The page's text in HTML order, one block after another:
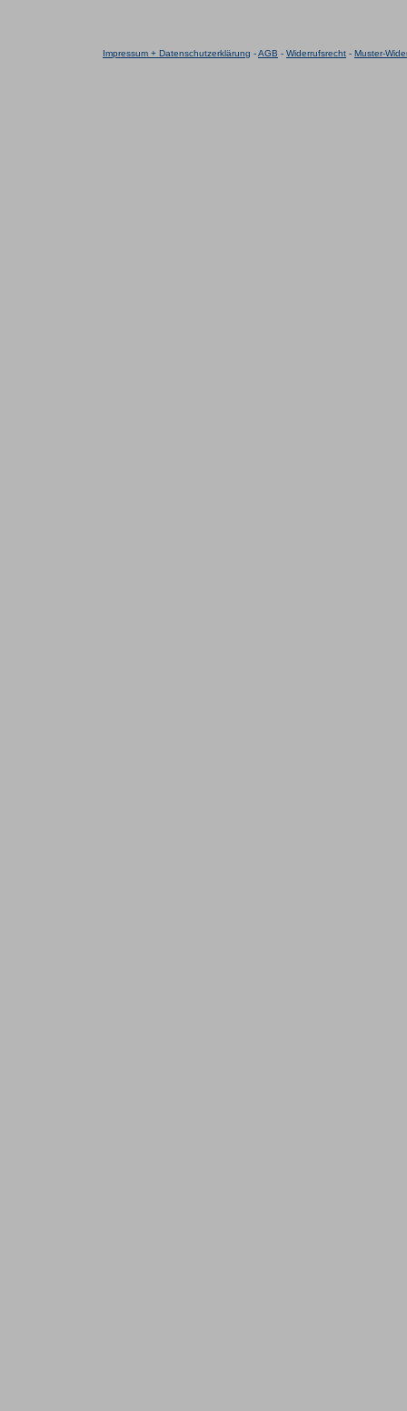
Impressum + Datenschutzerklärung -AGB - Widerrufsrecht - Muster-